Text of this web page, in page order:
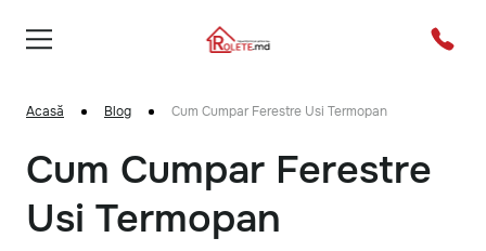
Acasă Blog Cum Cumpar Ferestre Usi Termopan
Cum Cumpar Ferestre
Usi Termopan